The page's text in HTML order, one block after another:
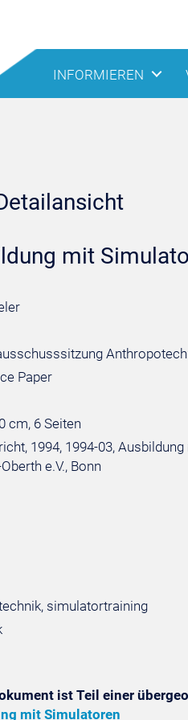
INFORMIEREN
mit
Paper
cm, 6 Seiten
1994, 1994-03,
e.V., Bonn
simulatortraining
ist Teil einer
mit Simulatoren